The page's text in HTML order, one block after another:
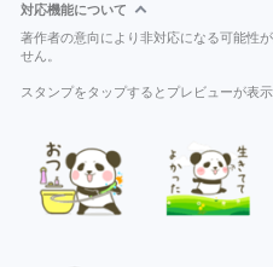
対応機能について
著作者の意向により非対応になる可能性
せん。
スタンプをタップするとプレビューが表示